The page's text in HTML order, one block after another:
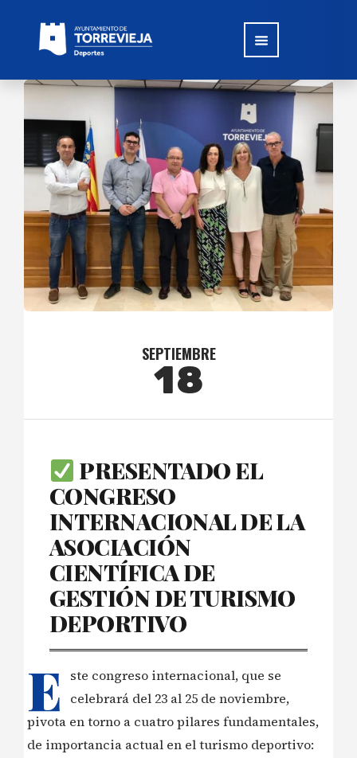
SEPTIEMBRE
18
PRESENTADO EL
CONGRESO
INTERNACIONAL DE LA
ASOCIACIÓN
CIENTÍFICA DE
GESTIÓN DE TURISMO
DEPORTIVO
E
ste congreso internacional, que se
celebrará del 23 al 25 de noviembre,
pivota en torno a cuatro pilares fundamentales,
de importancia actual en el turismo deportivo: